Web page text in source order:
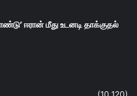
ஈரான் மீது உடனடி தாக்குதல்